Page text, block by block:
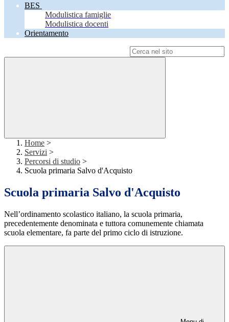
BES
Modulistica famiglie
Modulistica docenti
Orientamento
Home >
Servizi >
Percorsi di studio >
Scuola primaria Salvo d'Acquisto
Scuola primaria Salvo d'Acquisto
Nell’ordinamento scolastico italiano, la scuola primaria,
precedentemente denominata e tuttora comunemente chiamata
scuola elementare, fa parte del primo ciclo di istruzione.